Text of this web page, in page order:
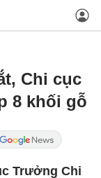
Chi cục
8 khối gỗ
Trưởng Chi